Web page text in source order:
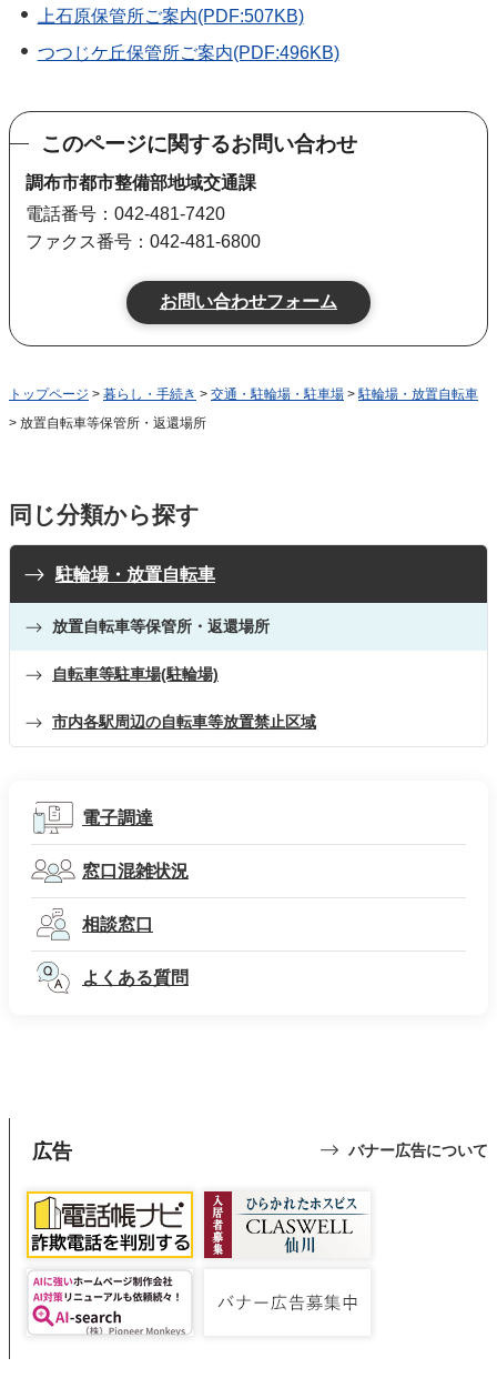
上石原保管所ご案内(PDF:507KB)
つつじケ丘保管所ご案内(PDF:496KB)
このページに関するお問い合わせ
調布市都市整備部地域交通課
電話番号：042-481-7420
ファクス番号：042-481-6800
トップページ > 暮らし・手続き > 交通・駐輪場・駐車場 >駐輪場・放置自転車
> 放置自転車等保管所・返還場所
同じ分類から探す
駐輪場・放置自転車
放置自転車等保管所・返還場所
自転車等駐車場(駐輪場)
市内各駅周辺の自転車等放置禁止区域
電子調達
窓口混雑状況
相談窓口
よくある質問
広告 バナー広告について